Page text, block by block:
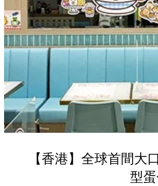
【香港】全球首間大
型